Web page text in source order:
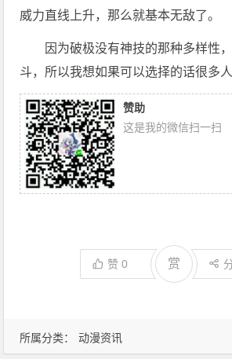
所属分类： 动漫资讯
威力直线上升，那么就基本无敌了。
因为破极没有神技的那种多样性
斗，所以我想如果可以选择的话很多
赞助
这是我的微信扫一扫
赞0 赏